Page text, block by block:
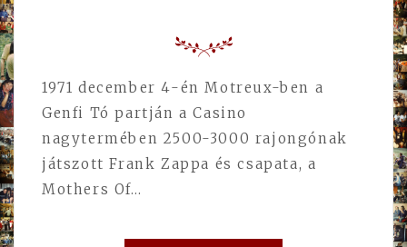
1971 december 4-én Motreux-ben a
Genfi Tó partján a Casino
nagytermében 2500-3000 rajongónak
játszott Frank Zappa és csapata, a
Mothers Of…